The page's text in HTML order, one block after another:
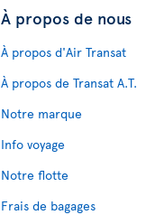
À propos de nous
À propos d'Air Transat
À propos de Transat A.T.
Notre marque
Info voyage
Notre flotte
Frais de bagages